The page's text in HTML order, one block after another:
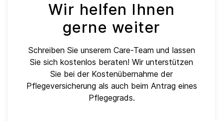
Wir helfen Ihnen
gerne weiter
Schreiben Sie unserem Care-Team und lassen
Sie sich kostenlos beraten! Wir unterstützen
Sie bei der Kostenübernahme der
Pflegeversicherung als auch beim Antrag eines
Pflegegrads.